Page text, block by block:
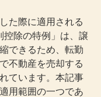
た際に適用される
控除の特例」は、譲
できるため、転勤
不動産を売却する
ています。本記事
用範囲の一つであ